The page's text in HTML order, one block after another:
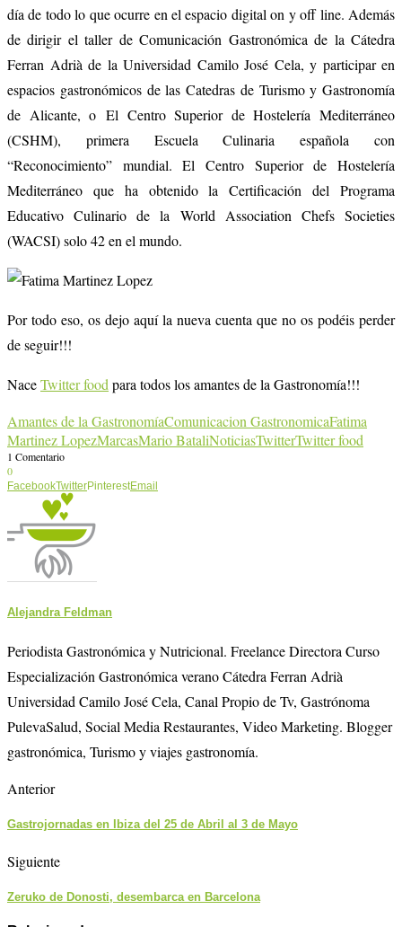
día de todo lo que ocurre en el espacio digital on y off line. Además
de dirigir el taller de Comunicación Gastronómica de la Cátedra
Ferran Adrià de la Universidad Camilo José Cela, y participar en
espacios gastronómicos de las Catedras de Turismo y Gastronomía
de Alicante, o El Centro Superior de Hostelería Mediterráneo
(CSHM), primera Escuela Culinaria española con
“Reconocimiento” mundial. El Centro Superior de Hostelería
Mediterráneo que ha obtenido la Certificación del Programa
Educativo Culinario de la World Association Chefs Societies
(WACSI) solo 42 en el mundo.
Por todo eso, os dejo aquí la nueva cuenta que no os podéis perder
de seguir!!!
NaceTwitter food para todos los amantes de la Gastronomía!!!
Amantes de la GastronomíaComunicacion GastronomicaFatima
Martinez LopezMarcasMario BataliNoticiasTwitterTwitter food
1 Comentario
0
FacebookTwitterPinterestEmail
Alejandra Feldman
Periodista Gastronómica y Nutricional. Freelance Directora Curso
Especialización Gastronómica verano Cátedra Ferran Adrià
Universidad Camilo José Cela, Canal Propio de Tv, Gastrónoma
PulevaSalud, Social Media Restaurantes, Video Marketing. Blogger
gastronómica, Turismo y viajes gastronomía.
Anterior
Gastrojornadas en Ibiza del 25 de Abril al 3 de Mayo
Siguiente
Zeruko de Donosti, desembarca en Barcelona